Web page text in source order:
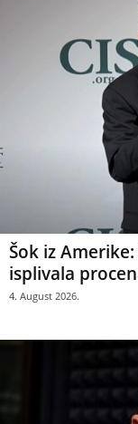
Šok iz
isplivala
4. August 2026.